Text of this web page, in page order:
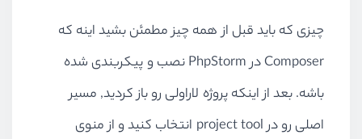
چیزی که باید قبل از همه چیز مطمئن بشید اینه که
Composer در PhpStorm نصب و پیکربندی شده
باشه. بعد از اینکه پروژه لاراولی رو باز کردید, مسیر
اصلی رو در project tool انتخاب کنید و از منوی